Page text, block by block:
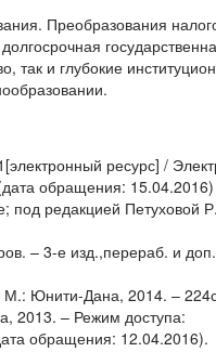
Преобразования
так и глубокие
ресурс] /
обращения: 15.04.2016)
редакцией Петуховой
– 3-е изд.,перераб. и
Юнити-Дана, 2014. –
2013. – Режим доступа:
обращения: 12.04.2016).